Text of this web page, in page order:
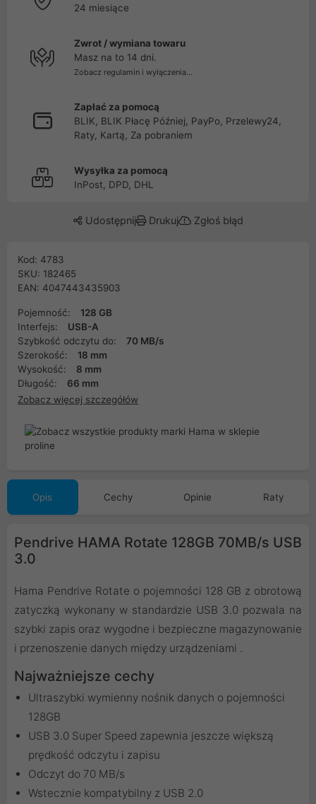
24 miesiące
Zwrot / wymiana towaru
Masz na to 14 dni.
Zobacz regulamin i wyłączenia...
Zapłać za pomocą
BLIK, BLIK Płacę Później, PayPo, Przelewy24,
Raty, Kartą, Za pobraniem
Wysyłka za pomocą
InPost, DPD, DHL
Udostępnij Drukuj Zgłoś błąd
Kod: 4783
SKU: 182465
EAN: 4047443435903
Pojemność:
128 GB
Interfejs:
USB-A
Szybkość odczytu do:
70 MB/s
Szerokość:
18 mm
Wysokość:
8 mm
Długość:
66 mm
Zobacz więcej szczegółów
Opis Cechy Opinie Raty
Pendrive HAMA Rotate 128GB 70MB/s USB
3.0
Hama Pendrive Rotate o pojemności 128 GB z obrotową
zatyczką wykonany w standardzie USB 3.0 pozwala na
szybki zapis oraz wygodne i bezpieczne magazynowanie
i przenoszenie danych między urządzeniami .
Najważniejsze cechy
Ultraszybki wymienny nośnik danych o pojemności
128GB
USB 3.0 Super Speed ​​zapewnia jeszcze większą
prędkość odczytu i zapisu
Odczyt do 70 MB/s
Wstecznie kompatybilny z USB 2.0